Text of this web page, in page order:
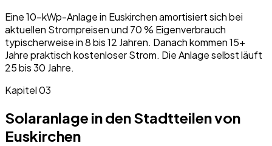
Eine 10-kWp-Anlage in Euskirchenamortisiert sich bei
aktuellen Strompreisen und 70 % Eigenverbrauch
typischerweise in 8 bis 12 Jahren. Danach kommen 15+
Jahre praktisch kostenloser Strom. Die Anlage selbst läuft
25 bis 30 Jahre.
Kapitel03
Solaranlage in den Stadtteilen von
Euskirchen